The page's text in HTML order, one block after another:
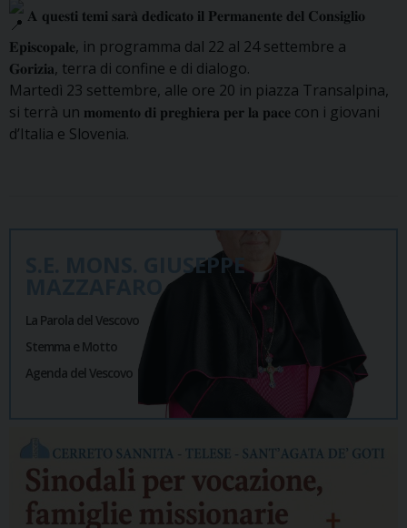
𝐀 𝐪𝐮𝐞𝐬𝐭𝐢 𝐭𝐞𝐦𝐢 𝐬𝐚𝐫𝐚̀ 𝐝𝐞𝐝𝐢𝐜𝐚𝐭𝐨 𝐢𝐥 𝐏𝐞𝐫𝐦𝐚𝐧𝐞𝐧𝐭𝐞 𝐝𝐞𝐥 𝐂𝐨𝐧𝐬𝐢𝐠𝐥𝐢𝐨
𝐄𝐩𝐢𝐬𝐜𝐨𝐩𝐚𝐥𝐞, in programma dal 22 al 24 settembre a
𝐆𝐨𝐫𝐢𝐳𝐢𝐚, terra di confine e di dialogo.
Martedì 23 settembre, alle ore 20 in piazza Transalpina,
si terrà un 𝐦𝐨𝐦𝐞𝐧𝐭𝐨 𝐝𝐢 𝐩𝐫𝐞𝐠𝐡𝐢𝐞𝐫𝐚 𝐩𝐞𝐫 𝐥𝐚 𝐩𝐚𝐜𝐞 con i giovani
d’Italia e Slovenia.
S.E. MONS. GIUSEPPE
MAZZAFARO
La Parola del Vescovo
Stemma e Motto
Agenda del Vescovo